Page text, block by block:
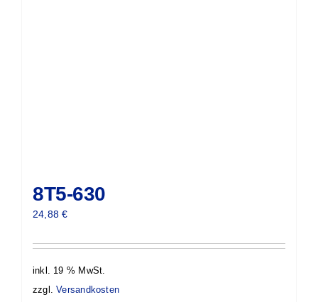
8T5-630
24,88€
inkl. 19 % MwSt.
zzgl.Versandkosten